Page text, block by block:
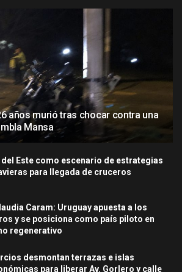
años murió tras chocar contra una
Mansa
del Este como escenario de estrategias
para llegada de cruceros
Caram: Uruguay apuesta a los
y se posiciona como país piloto en
regenerativo
desmontan terrazas e islas
para liberar Av. Gorlero y calle